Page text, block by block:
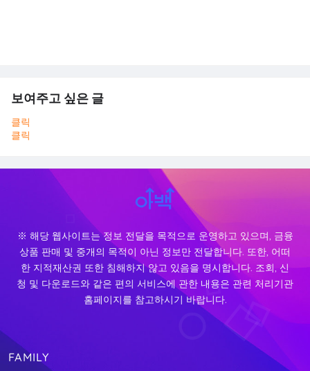
보여주고 싶은 글
클릭
클릭
※ 해당 웹사이트는 정보 전달을 목적으로 운영하고 있으며, 금융
상품 판매 및 중개의 목적이 아닌 정보만 전달합니다. 또한, 어떠
한 지적재산권 또한 침해하지 않고 있음을 명시합니다. 조회, 신
청 및 다운로드와 같은 편의 서비스에 관한 내용은 관련 처리기관
홈페이지를 참고하시기 바랍니다.
FAMILY